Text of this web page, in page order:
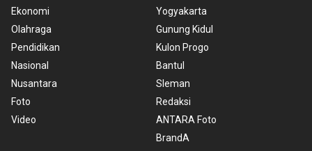
Ekonomi
Olahraga
Pendidikan
Nasional
Nusantara
Foto
Video
Yogyakarta
Gunung Kidul
Kulon Progo
Bantul
Sleman
Redaksi
ANTARA Foto
BrandA